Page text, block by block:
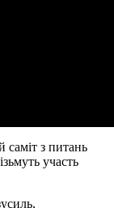
саміт з питань
участь